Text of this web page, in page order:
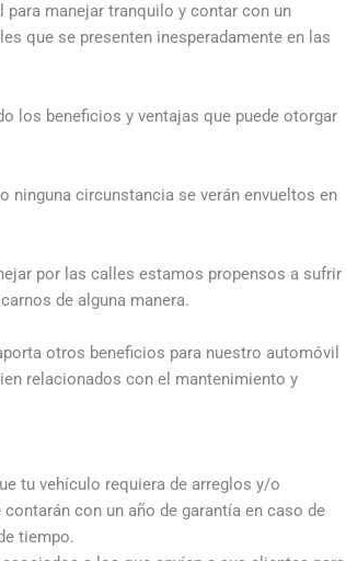
manejar tranquilo y contar con un
que se presenten inesperadamente en las
los beneficios y ventajas que puede otorgar
ninguna circunstancia se verán envueltos en
por las calles estamos propensos a sufrir
de alguna manera.
otros beneficios para nuestro automóvil
relacionados con el mantenimiento y
tu vehículo requiera de arreglos y/o
con un año de garantía en caso de
tiempo.